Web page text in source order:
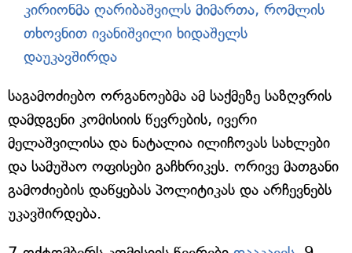
კირიონმა ღარიბაშვილს მიმართა, რომლის
თხოვნით ივანიშვილი ხიდაშელს
დაუკავშირდა
საგამოძიებო ორგანოებმა ამ საქმეზე საზღვრის
დამდგენი კომისიის წევრების, ივერი
მელაშვილისა და ნატალია ილიჩოვას სახლები
და სამუშაო ოფისები გაჩხრიკეს. ორივე მათგანი
გამოძიების დაწყებას პოლიტიკას და არჩევნებს
უკავშირდება.